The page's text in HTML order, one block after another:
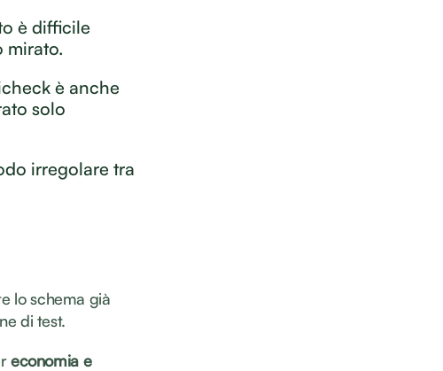
è difficile
mirato.
è anche
solo
irregolare tra
lo schema già
di test.
economia e